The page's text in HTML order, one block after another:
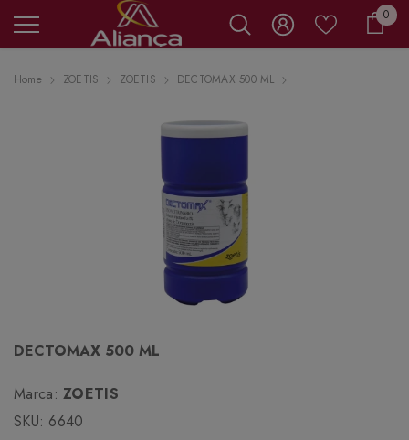
00
Home ZOETIS ZOETIS DECTOMAX 500 ML
DECTOMAX 500 ML
Marca: ZOETIS
SKU: 6640